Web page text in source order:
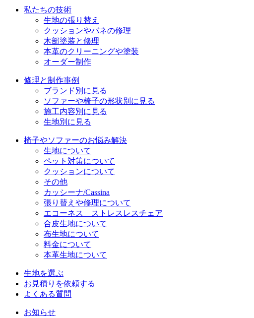
私たちの技術
生地の張り替え
クッションやバネの修理
木部塗装と修理
本革のクリーニングや塗装
オーダー制作
修理と制作事例
ブランド別に見る
ソファーや椅子の形状別に見る
施工内容別に見る
生地別に見る
椅子やソファーのお悩み解決
生地について
ペット対策について
クッションについて
その他
カッシーナ/Cassina
張り替えや修理について
エコーネス ストレスレスチェア
合皮生地について
布生地について
料金について
本革生地について
生地を選ぶ
お見積りを依頼する
よくある質問
お知らせ